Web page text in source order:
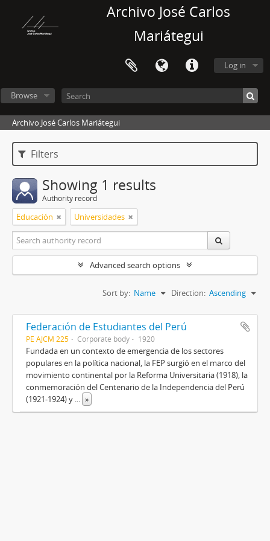
Archivo José Carlos
Mariátegui
Log in
Browse
Archivo José Carlos Mariátegui
Filters
Showing 1 results
Authority record
Educación Universidades
Advanced search options
Sort by: Name Direction: Ascending
Federación de Estudiantes del Perú
PE AJCM 225 Corporate body 1920
Fundada en un contexto de emergencia de los sectores
populares en la política nacional, la FEP surgió en el marco del
movimiento continental por la Reforma Universitaria (1918), la
conmemoración del Centenario de la Independencia del Perú
(1921-1924) y ... »